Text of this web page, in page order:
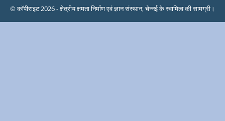
© कॉपीराइट 2026 - क्षेत्रीय क्षमता निर्माण एवं ज्ञान संस्थान, चेन्नई के स्वामित्व की सामग्री।